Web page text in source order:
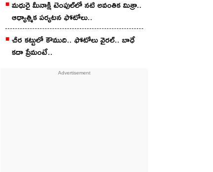
మధురై మీనాక్షి టెంపుల్‌లో న‌టి అవంతిక మిశ్రా..
ఆధ్యాత్మిక ప‌ర్య‌ట‌న ఫోటోలు..
చీర క‌ట్టులో కౌముది.. ఫోటోలు వైర‌ల్‌.. బాధే
కదా ప్రేమంటే..